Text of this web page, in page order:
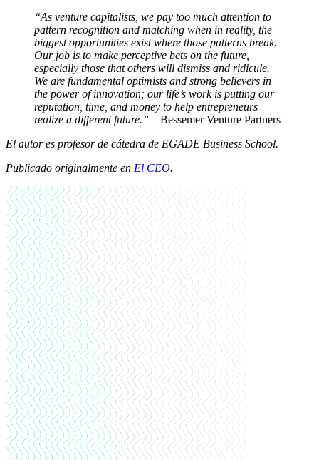
“As venture capitalists, we pay too much attention to
pattern recognition and matching when in reality, the
biggest opportunities exist where those patterns break.
Our job is to make perceptive bets on the future,
especially those that others will dismiss and ridicule.
We are fundamental optimists and strong believers in
the power of innovation; our life’s work is putting our
reputation, time, and money to help entrepreneurs
realize a different future.” – Bessemer Venture Partners
El autor es profesor de cátedra de EGADE Business School.
Publicado originalmente en El CEO.